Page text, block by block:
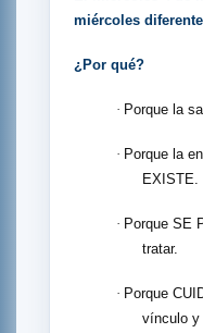
miércoles
¿Por qué?
· Porque la
· Porque la
EXISTE.
· Porque SE
tratar.
· Porque
vínculo y